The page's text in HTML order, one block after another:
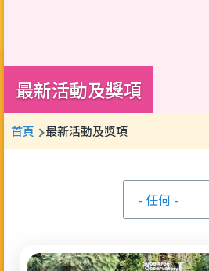
最新活動及獎項
導
航
首頁 最新活動及獎項